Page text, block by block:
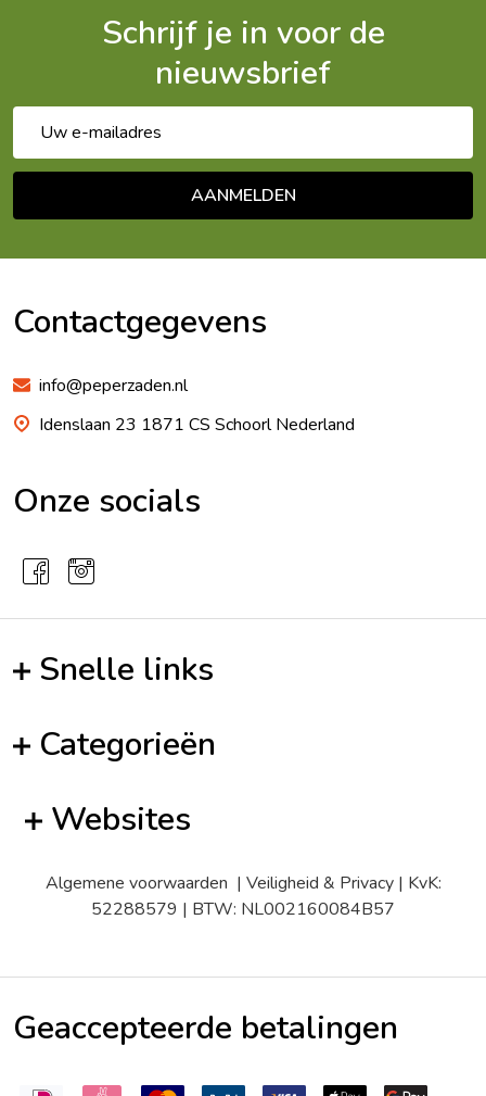
Schrijf je in voor de
nieuwsbrief
mailadres
AANMELDEN
Contactgegevens
info@peperzaden.nl
Idenslaan 23 1871 CS Schoorl Nederland
Onze socials
Snelle links
Categorieën
Websites
Algemene voorwaarden | Veiligheid & Privacy| KvK:
52288579 | BTW: NL002160084B57
Geaccepteerde betalingen